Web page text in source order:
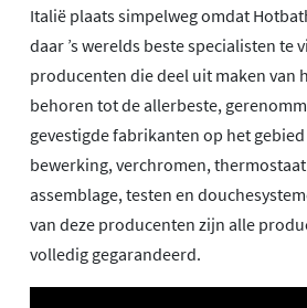
Italië plaats simpelweg omdat
daar ’s werelds beste specialisten te
producenten die deel uit maken van
behoren tot de allerbeste,
gevestigde fabrikanten op het
bewerking, verchromen,
assemblage, testen en
van deze producenten zijn alle
volledig gegarandeerd.